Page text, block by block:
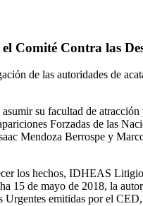
Comité Contra las
de las autoridades de
su facultad de
Forzadas de las
Mendoza Berrospe y
los hechos, IDHEAS
15 de mayo de 2018, la
emitidas por el